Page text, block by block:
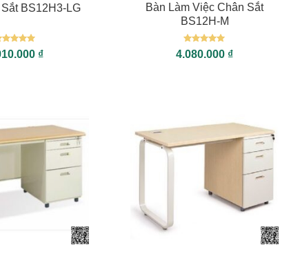
BS12H3-LG
xếp
55
₫
Bàn Làm Việc Chân Sắt
BS12H-M
Được xếp
hạng55
4.080.000 ₫